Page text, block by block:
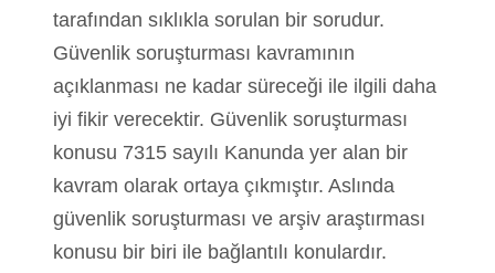
tarafından sıklıkla sorulan bir sorudur.
Güvenlik soruşturması kavramının
açıklanması ne kadar süreceği ile ilgili daha
iyi fikir verecektir. Güvenlik soruşturması
konusu 7315 sayılı Kanunda yer alan bir
kavram olarak ortaya çıkmıştır. Aslında
güvenlik soruşturması ve arşiv araştırması
konusu bir biri ile bağlantılı konulardır.